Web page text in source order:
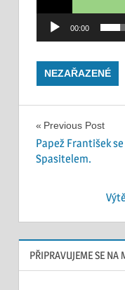
00:00
NEZAŘAZENÉ
Navigace
pro
Previous Post
Papež František
Spasitelem.
PŘIPRAVUJEME SE NA